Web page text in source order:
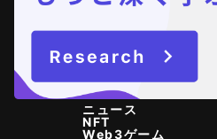
ニュース
NFT
Web3ゲーム